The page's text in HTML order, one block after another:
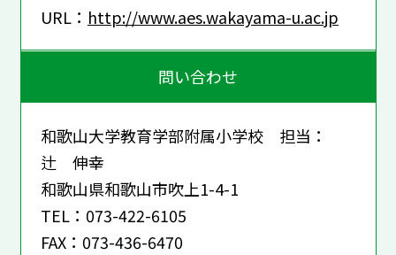
URL： http://www.aes.wakayama-u.ac.jp
問い合わせ
和歌山大学教育学部附属小学校 担当：
辻 伸幸
和歌山県和歌山市吹上1-4-1
TEL：073-422-6105
FAX：073-436-6470